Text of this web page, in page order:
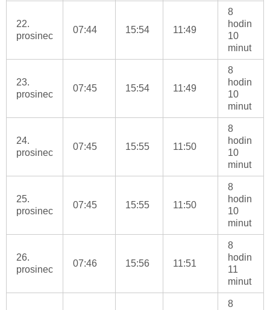
22.
prosinec
07:44 15:54 11:49
8
hodin
10
minut
23.
prosinec
07:45 15:54 11:49
8
hodin
10
minut
24.
prosinec
07:45 15:55 11:50
8
hodin
10
minut
25.
prosinec
07:45 15:55 11:50
8
hodin
10
minut
26.
prosinec
07:46 15:56 11:51
8
hodin
11
minut
8